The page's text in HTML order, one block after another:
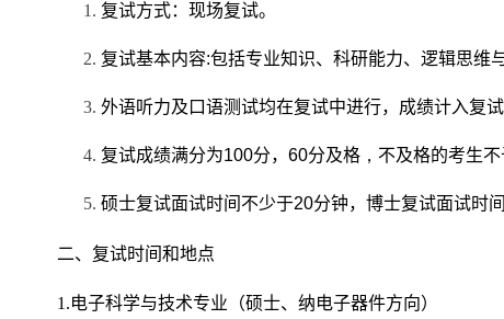
1. 复试方式：现场复试。
2. 复试基本内容:包括专业知识、科研能力、逻辑思维
3. 外语听力及口语测试均在复试中进行，成绩计入复试
4. 复试成绩满分为100分， 60分及格 ， 不及格的考生不
5. 硕士复试面试时间不少于20分钟，博士复试面试时
二、复试时间和地点
1.电子科学与技术专业（硕士、纳电子器件方向）